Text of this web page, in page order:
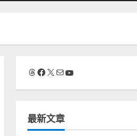
Threads
Facebook
X 電子郵件YouTube
最新文章